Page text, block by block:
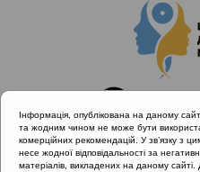
Інформація, опублікована на даному
та жодним чином не може бути
комерційних рекомендацій. У зв’язку з
несе жодної відповідальності за
матеріалів, викладених на даному